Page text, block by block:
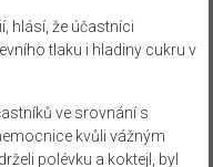
hlásí, že účastníci
tlaku i hladiny cukru v
ve srovnání s
kvůli vážným
polévku a koktejl, byl